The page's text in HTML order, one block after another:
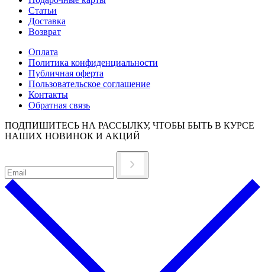
Статьи
Доставка
Возврат
Оплата
Политика конфиденциальности
Публичная оферта
Пользовательское соглашение
Контакты
Обратная связь
ПОДПИШИТЕСЬ НА РАССЫЛКУ, ЧТОБЫ БЫТЬ В КУРСЕ
НАШИХ НОВИНОК И АКЦИЙ